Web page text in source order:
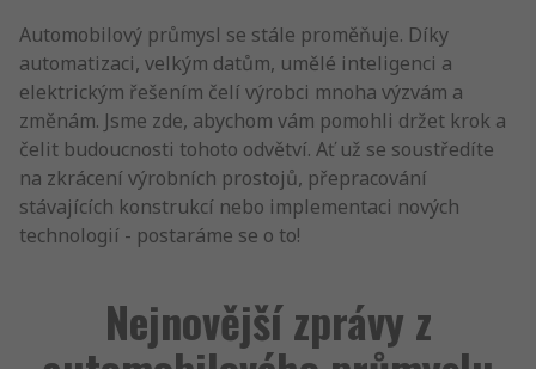
Automobilový průmysl se stále proměňuje. Díky
automatizaci, velkým datům, umělé inteligenci a
elektrickým řešením čelí výrobci mnoha výzvám a
změnám. Jsme zde, abychom vám pomohli držet krok a
čelit budoucnosti tohoto odvětví. Ať už se soustředíte
na zkrácení výrobních prostojů, přepracování
stávajících konstrukcí nebo implementaci nových
technologií - postaráme se o to!
Nejnovější zprávy z